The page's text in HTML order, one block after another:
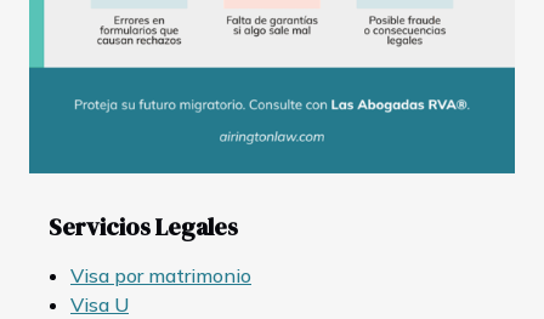
Servicios Legales
Visa por matrimonio
Visa U